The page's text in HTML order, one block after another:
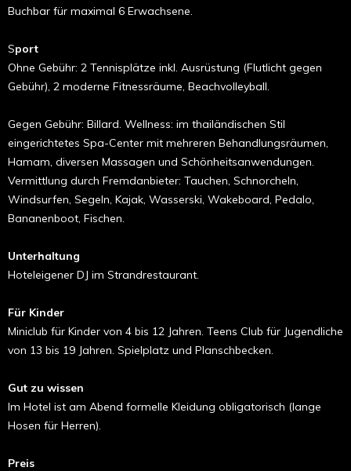
Buchbar für maximal 6 Erwachsene.
Sport
Ohne Gebühr: 2 Tennisplätze inkl. Ausrüstung (Flutlicht gegen
Gebühr), 2 moderne Fitnessräume, Beachvolleyball.
Gegen Gebühr: Billard. Wellness: im thailändischen Stil
eingerichtetes Spa-Center mit mehreren Behandlungsräumen,
Hamam, diversen Massagen und Schönheitsanwendungen.
Vermittlung durch Fremdanbieter: Tauchen, Schnorcheln,
Windsurfen, Segeln, Kajak, Wasserski, Wakeboard, Pedalo,
Bananenboot, Fischen.
Unterhaltung
Hoteleigener DJ im Strandrestaurant.
Für Kinder
Miniclub für Kinder von 4 bis 12 Jahren. Teens Club für Jugendliche
von 13 bis 19 Jahren. Spielplatz und Planschbecken.
Gut zu wissen
Im Hotel ist am Abend formelle Kleidung obligatorisch (lange
Hosen für Herren).
Preis